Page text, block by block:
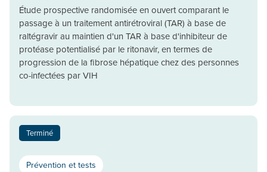
Étude prospective randomisée en ouvert comparant le
passage à un traitement antirétroviral (TAR) à base de
raltégravir au maintien d'un TAR à base d'inhibiteur de
protéase potentialisé par le ritonavir, en termes de
progression de la fibrose hépatique chez des personnes
co-infectées par VIH
Terminé
Prévention et tests